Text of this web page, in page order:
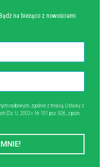
na bieżąco z nowościami
osobowych, zgodnie z treścią Ustawy z
(Dz. U. 2002 r. Nr 101 poz. 926, z późn.